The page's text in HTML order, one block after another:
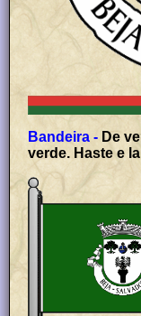
Bandeira - De
verde. Haste e